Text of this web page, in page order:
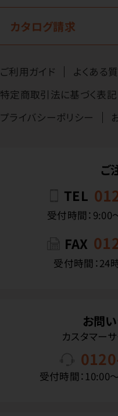
カタログ請求
ご利用ガイド よくある
特定商取引法に基づく表記
プライバシーポリシー
ご
TEL
受付時間：
FAX
受付時間：24
お問
カスタマー
受付時間：10:00